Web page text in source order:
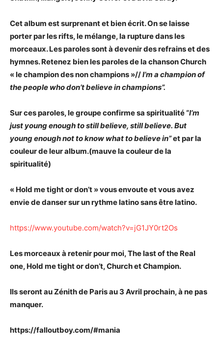
Cet album est surprenant et bien écrit. On se laisse
porter par les rifts, le mélange, la rupture dans les
morceaux. Les paroles sont à devenir des refrains et des
hymnes. Retenez bien les paroles de la chanson Church
« le champion des non champions »//I’m a champion of
the people who don’t believe in champions”.
Sur ces paroles, le groupe confirme sa spiritualité“I’m
just young enough to still believe, still believe. But
young enough not to know what to believe in”et par la
couleur de leur album.(mauve la couleur de la
spiritualité)
« Hold me tight or don’t » vous envoute et vous avez
envie de danser sur un rythme latino sans être latino.
https://www.youtube.com/watch?v=jG1JY0rt2Os
Les morceaux à retenir pour moi, The last of the Real
one, Hold me tight or don’t, Church et Champion.
Ils seront au Zénith de Paris au 3 Avril prochain, à ne pas
manquer.
https://falloutboy.com/#mania